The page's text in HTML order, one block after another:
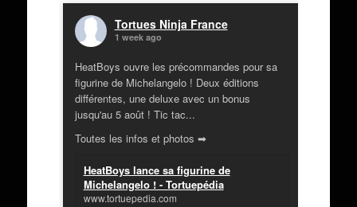
Tortues Ninja France
1 week ago
HeatBoys ouvre les précommandes pour sa
figurine de Michelangelo ! Deux éditions
différentes, une deluxe avec un bonus
jusqu'au 5 août ! Tic tac...
Toutes les infos et photos ➡
HeatBoys lance sa figurine de
Michelangelo ! - Tortuepédia
www.tortuepedia.com